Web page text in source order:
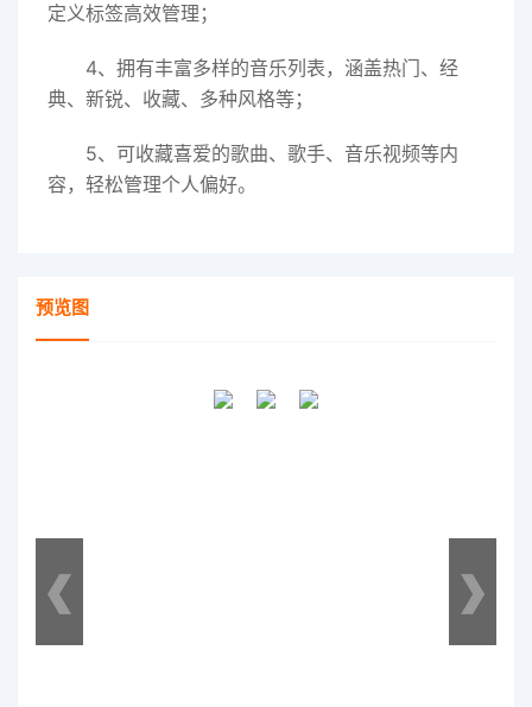
定义标签高效管理；
4、拥有丰富多样的音乐列表，涵盖热门、经
典、新锐、收藏、多种风格等；
5、可收藏喜爱的歌曲、歌手、音乐视频等内
容，轻松管理个人偏好。
预览图